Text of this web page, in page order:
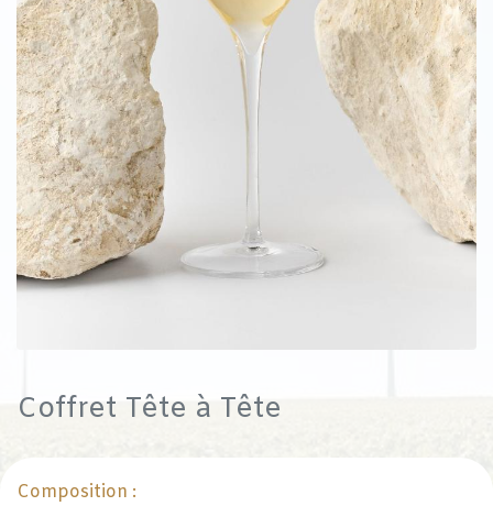
Coffret Tête à Tête
Composition :